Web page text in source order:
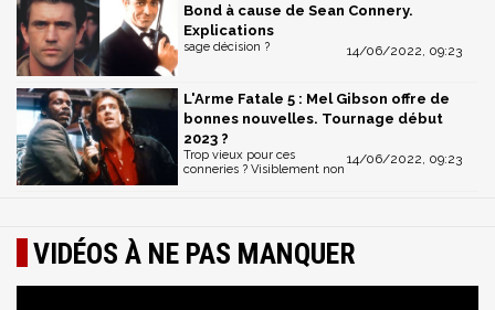
Bond à cause de Sean Connery.
Explications
14/06/2022, 09:23
sage décision ?
L'Arme Fatale 5 : Mel Gibson offre de
bonnes nouvelles. Tournage début
2023 ?
14/06/2022, 09:23
Trop vieux pour ces
conneries ? Visiblement non
VIDÉOS À NE PAS MANQUER